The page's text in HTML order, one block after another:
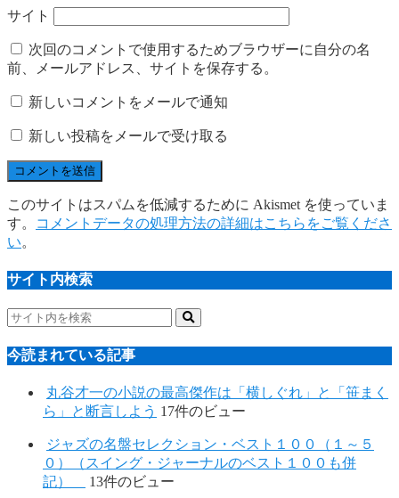
サイト
次回のコメントで使用するためブラウザーに自分の名
前、メールアドレス、サイトを保存する。
新しいコメントをメールで通知
新しい投稿をメールで受け取る
このサイトはスパムを低減するために Akismet を使っていま
す。
コメントデータの処理方法の詳細はこちらをご覧くださ
い。
サイト内検索
今読まれている記事
丸谷才一の小説の最高傑作は「横しぐれ」と「笹まく
ら」と断言しよう 17件のビュー
ジャズの名盤セレクション・ベスト１００（１～５
０）（スイング・ジャーナルのベスト１００も併
記）
13件のビュー